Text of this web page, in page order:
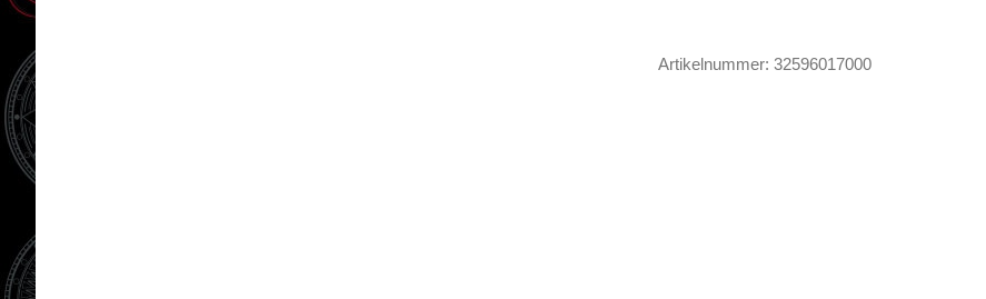
Artikelnummer: 32596017000